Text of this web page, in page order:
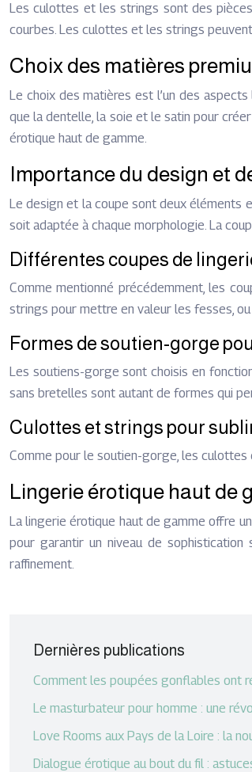
Les culottes et les strings sont des
courbes. Les culottes et les strings
Choix des matières
Le choix des matières est l’un des
que la dentelle, la soie et le satin pour
érotique haut de gamme.
Importance du design et
Le design et la coupe sont deux éléments
soit adaptée à chaque morphologie. La
Différentes coupes de
Comme mentionné précédemment, les
strings pour mettre en valeur les fesses,
Formes de soutien-gorge
Les soutiens-gorge sont choisis en
sans bretelles sont autant de formes qui
Culottes et strings pour
Comme pour le soutien-gorge, les
Lingerie érotique haut de
La lingerie érotique haut de gamme offre
pour garantir un niveau de
raffinement.
Dernières publications
Comment les poupées gonflables ont
Le masturbateur pour homme : une
Love Rooms aux Pays de la Loire : la
Dialogue érotique au bout du fil :